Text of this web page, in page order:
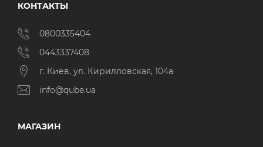
КОНТАКТЫ
0800335404
0443337408
г. Киев, ул. Кирилловская, 104а
info@qube.ua
МАГАЗИН